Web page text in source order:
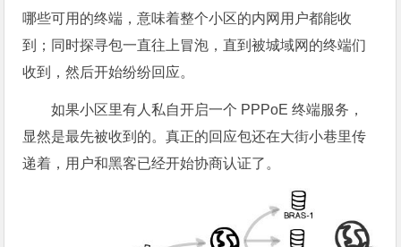
哪些可用的终端，意味着整个小区的内网用户都能收
到；同时探寻包一直往上冒泡，直到被城域网的终端们
收到，然后开始纷纷回应。
如果小区里有人私自开启一个 PPPoE 终端服务，
显然是最先被收到的。真正的回应包还在大街小巷里传
递着，用户和黑客已经开始协商认证了。